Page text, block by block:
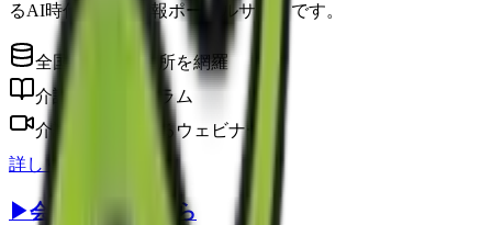
るAI時代の介護情報ポータルサイトです。
全国の介護事業所を網羅
介護に役立つコラム
介護のプロによるウェビナー
詳しく見る
▶会員登録はこちら